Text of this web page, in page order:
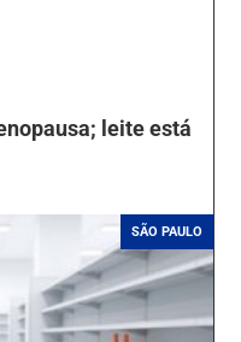
leite está
SÃO PAULO